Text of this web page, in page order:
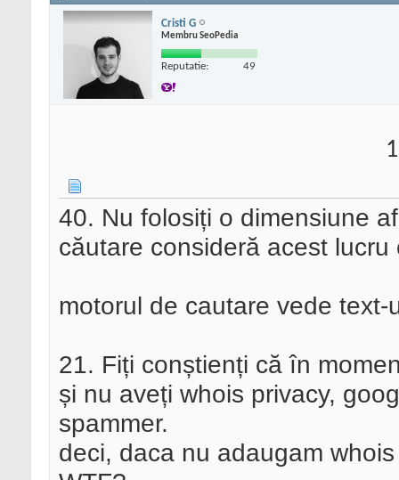
Cristi G
Membru SeoPedia
Reputatie: 49
40. Nu folosiți o dimensiune
căutare consideră acest lucru
motorul de cautare vede
21. Fiți conștienți că în
și nu aveți whois privacy,
spammer.
deci, daca nu adaugam